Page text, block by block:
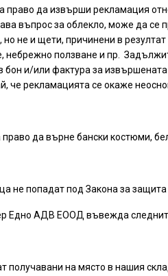
право да извърши рекламация
въпрос за облекло, може да
но не и щети, причинени в
небрежно ползване и пр.
бон и/или фактура за
рекламацията се окаже
право да върне бански костюми,
не попадат под Закона за
Едно АДВ ЕООД въвежда
получавани на място в нашия